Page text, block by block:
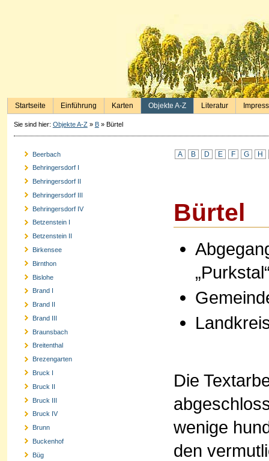
Startseite Einführung Karten Objekte A-Z Literatur
Sie sind hier: Objekte A-Z» B» Bürtel
Beerbach
Behringersdorf I
Behringersdorf II
Behringersdorf III
Behringersdorf IV
Betzenstein I
Betzenstein II
Birkensee
Birnthon
Bislohe
Brand I
Brand II
Brand III
Braunsbach
Breitenthal
Brezengarten
Bruck I
Bruck II
Bruck III
Bruck IV
Brunn
Buckenhof
Büg
A B D E F G H
Bürtel
Die
wenige
den